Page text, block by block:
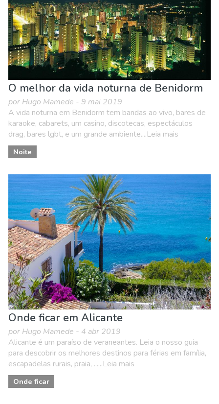
O melhor da vida noturna de Benidorm
por Hugo Mamede - 9 mai 2019
A vida noturna em Benidorm tem bandas ao vivo, bares de
karaoke, cabarets, um casino, discotecas, espectáculos
drag, bares lgbt, e um grande ambiente....Leia mais
Noite
Onde ficar em Alicante
por Hugo Mamede - 4 abr 2019
Alicante é um paraíso de veraneantes. Leia o nosso guia
para descobrir os melhores destinos para férias em família,
escapadelas rurais, praia, ......Leia mais
Onde ficar